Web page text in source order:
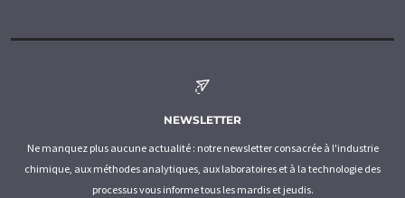
NEWSLETTER
Ne manquez plus aucune actualité : notre newsletter consacrée à l'industrie
chimique, aux méthodes analytiques, aux laboratoires et à la technologie des
processus vous informe tous les mardis et jeudis.